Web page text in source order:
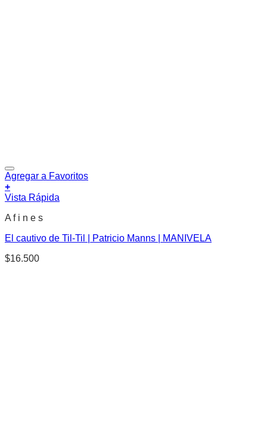
Agregar a Favoritos
+
Vista Rápida
A f i n e s
El cautivo de Til-Til | Patricio Manns | MANIVELA
$16.500